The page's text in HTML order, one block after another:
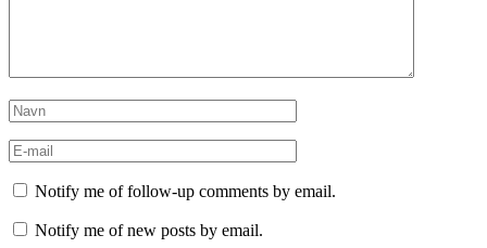
Notify me of follow-up comments by email.
Notify me of new posts by email.